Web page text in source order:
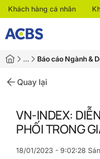
Khách hàng cá nhân
… Báo cáo Ngành &
Quay lại
VN-INDEX:
PHỐI TRONG
18/01/2023 - 9:02:28